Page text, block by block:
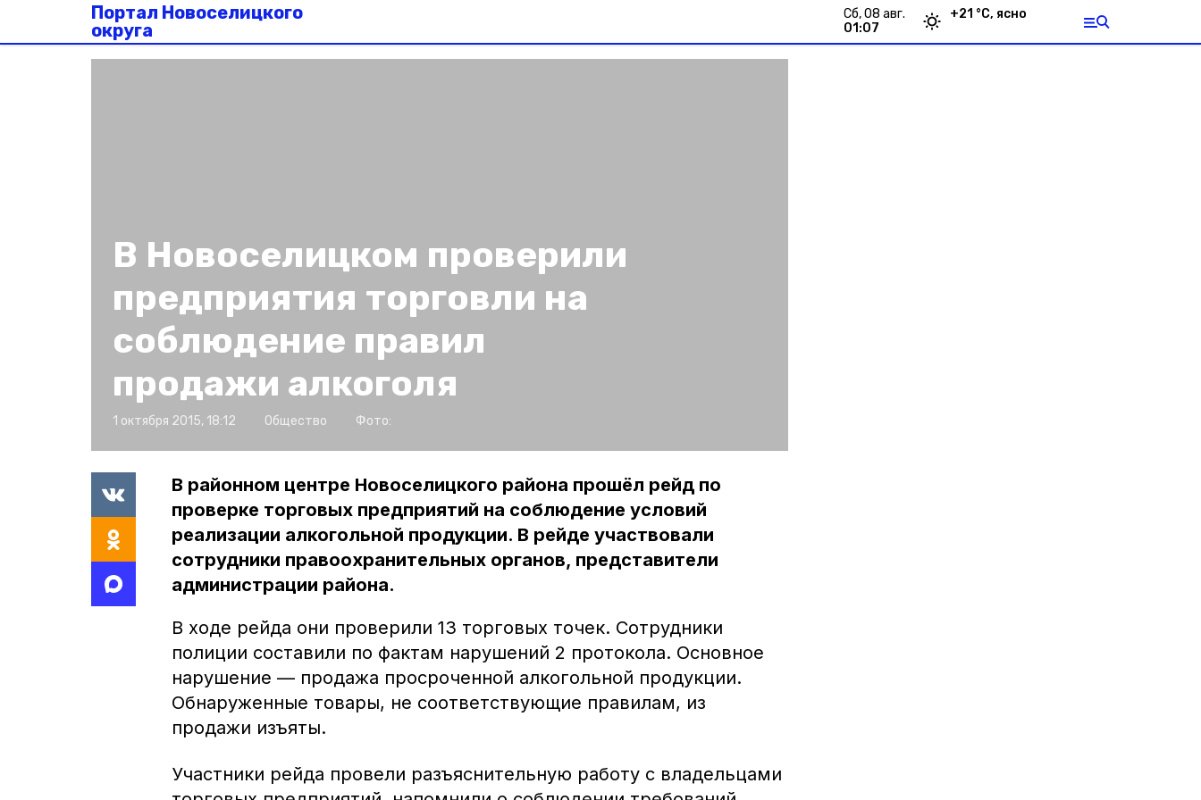
Портал Новоселицкого
округа
сб, 08 авг.
01:07
+21 °С, ясно
В Новоселицком проверили
предприятия торговли на
соблюдение правил
продажи алкоголя
1 октября 2015, 18:12 Общество Фото:
В районном центре Новоселицкого района прошёл рейд по
проверке торговых предприятий на соблюдение условий
реализации алкогольной продукции. В рейде участвовали
сотрудники правоохранительных органов, представители
администрации района.
В ходе рейда они проверили 13 торговых точек. Сотрудники
полиции составили по фактам нарушений 2 протокола. Основное
нарушение — продажа просроченной алкогольной продукции.
Обнаруженные товары, не соответствующие правилам, из
продажи изъяты.
Участники рейда провели разъяснительную работу с владельцами